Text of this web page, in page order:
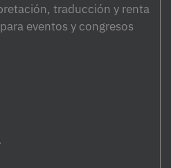
traducción y renta
eventos y congresos